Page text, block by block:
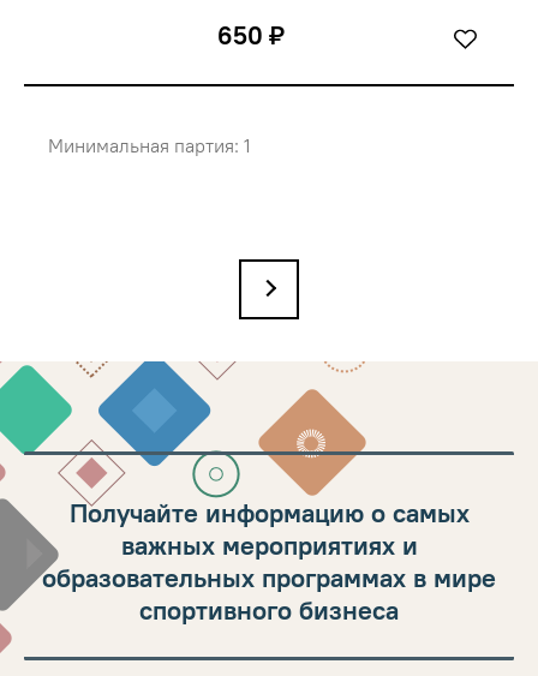
650 ₽
Минимальная партия: 1
→
Получайте информацию о самых
важных мероприятиях и
образовательных программах в мире
спортивного бизнеса